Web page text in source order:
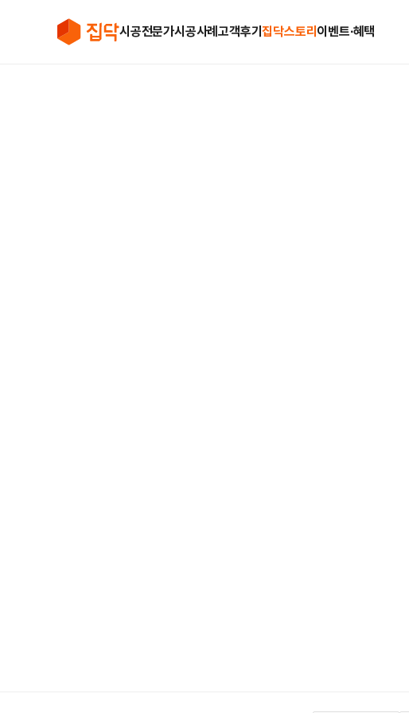
시공전문가시공사례고객후기집닥스토리 이벤트∙혜택